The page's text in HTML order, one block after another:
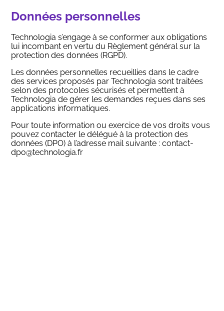
Données personnelles
Technologia s’engage à se conformer aux obligations
lui incombant en vertu du Règlement général sur la
protection des données (RGPD).
Les données personnelles recueillies dans le cadre
des services proposés par Technologia sont traitées
selon des protocoles sécurisés et permettent à
Technologia de gérer les demandes reçues dans ses
applications informatiques.
Pour toute information ou exercice de vos droits vous
pouvez contacter le délégué à la protection des
données (DPO) à l’adresse mail suivante :contact-
dpo@technologia.fr